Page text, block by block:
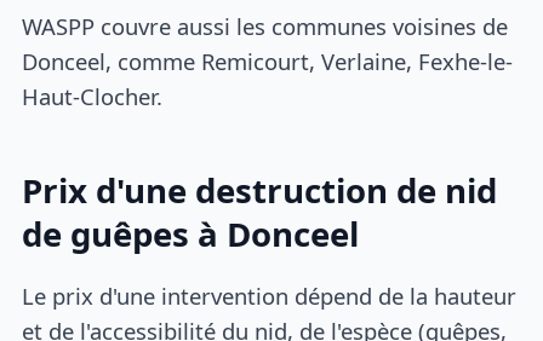
WASPP couvre aussi les communes voisines de
Donceel, comme Remicourt, Verlaine, Fexhe-le-
Haut-Clocher.
Prix d'une destruction de nid
de guêpes à Donceel
Le prix d'une intervention dépend de la hauteur
et de l'accessibilité du nid, de l'espèce (guêpes,